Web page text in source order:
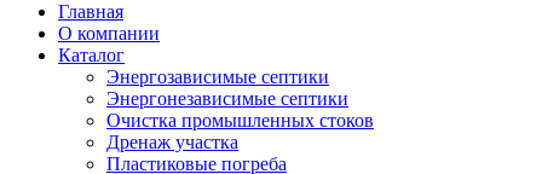
Главная
О компании
Каталог
Энергозависимые септики
Энергонезависимые септики
Очистка промышленных стоков
Дренаж участка
Пластиковые погреба